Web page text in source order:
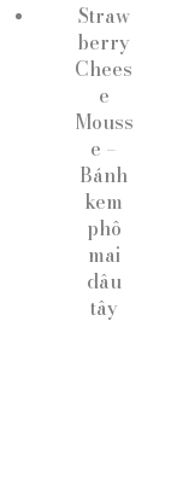
Straw
berry
Chees
e
Mouss
e –
Bánh
kem
phô
mai
dâu
tây